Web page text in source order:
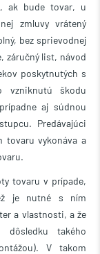
ak bude tovar, u
zmluvy vrátený
bez sprievodnej
záručný list, návod
poskytnutých s
vzniknutú škodu
aj súdnou
Predávajúci
tovaru vykonáva a
tovaru v prípade,
je nutné s ním
a vlastnosti, a že
takého
V takom